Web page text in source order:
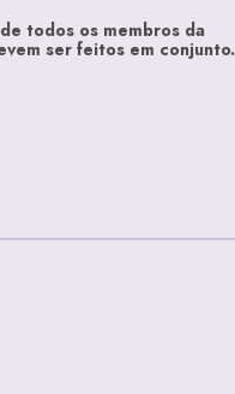
todos os membros da
ser feitos em conjunto.